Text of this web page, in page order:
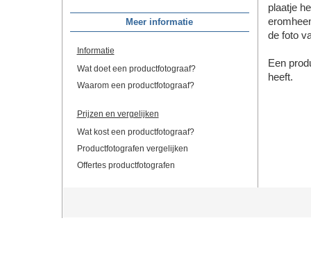
Meer informatie
Informatie
Wat doet een productfotograaf?
Waarom een productfotograaf?
Prijzen en vergelijken
Wat kost een productfotograaf?
Productfotografen vergelijken
Offertes productfotografen
plaatje
de foto
Een
heeft.